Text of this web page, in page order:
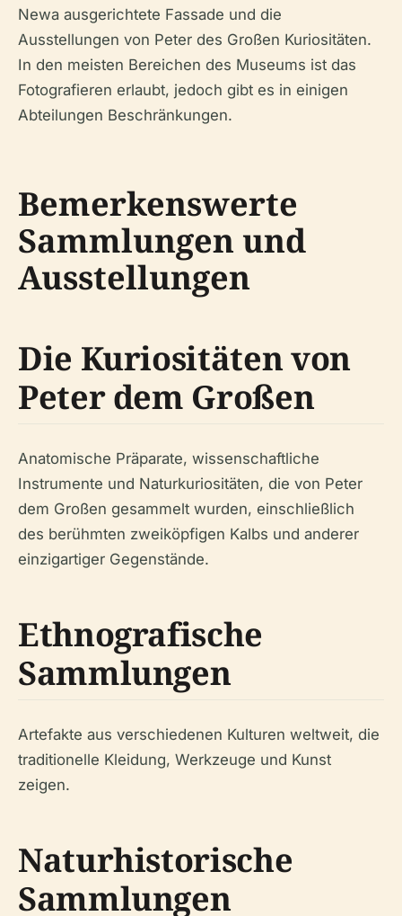
Newa ausgerichtete Fassade und die
Ausstellungen von Peter des Großen Kuriositäten.
In den meisten Bereichen des Museums ist das
Fotografieren erlaubt, jedoch gibt es in einigen
Abteilungen Beschränkungen.
Bemerkenswerte
Sammlungen und
Ausstellungen
Die Kuriositäten von
Peter dem Großen
Anatomische Präparate, wissenschaftliche
Instrumente und Naturkuriositäten, die von Peter
dem Großen gesammelt wurden, einschließlich
des berühmten zweiköpfigen Kalbs und anderer
einzigartiger Gegenstände.
Ethnografische
Sammlungen
Artefakte aus verschiedenen Kulturen weltweit, die
traditionelle Kleidung, Werkzeuge und Kunst
zeigen.
Naturhistorische
Sammlungen